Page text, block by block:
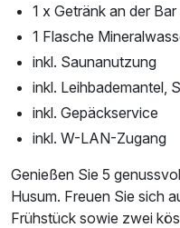
1 x Getränk an der Bar
1 Flasche
inkl. Saunanutzung
inkl. Leihbademantel,
inkl. Gepäckservice
inkl. W-LAN-Zugang
Genießen Sie 5
Husum. Freuen Sie sich
Frühstück sowie zwei